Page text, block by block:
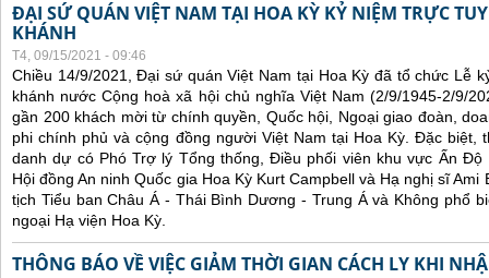
ĐẠI SỨ QUÁN VIỆT NAM TẠI HOA KỲ KỶ NIỆM TRỰC
KHÁNH
T4, 09/15/2021 - 09:46
Chiều 14/9/2021, Đại sứ quán Việt Nam tại Hoa Kỳ đã tổ chức Lễ
khánh nước Cộng hoà xã hội chủ nghĩa Việt Nam (2/9/1945-2/9/
gần 200 khách mời từ chính quyền, Quốc hội, Ngoại giao đoàn,
phi chính phủ và cộng đồng người Việt Nam tại Hoa Kỳ. Đặc biệt,
danh dự có Phó Trợ lý Tổng thống, Điều phối viên khu vực Ấn
Hội đồng An ninh Quốc gia Hoa Kỳ Kurt Campbell và Hạ nghị sĩ
tịch Tiểu ban Châu Á - Thái Bình Dương - Trung Á và Không phổ
ngoại Hạ viện Hoa Kỳ.
THÔNG BÁO VỀ VIỆC GIẢM THỜI GIAN CÁCH LY KHI